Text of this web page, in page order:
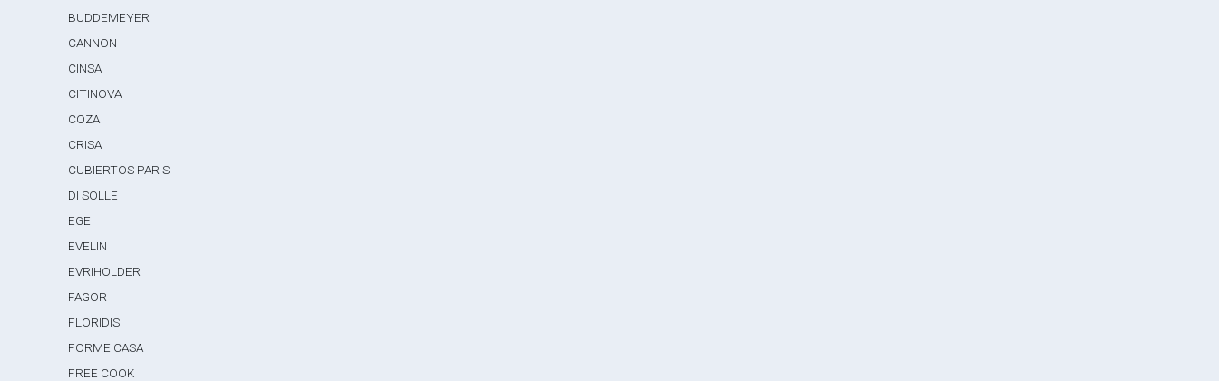
BUDDEMEYER
CANNON
CINSA
CITINOVA
COZA
CRISA
CUBIERTOS PARIS
DI SOLLE
EGE
EVELIN
EVRIHOLDER
FAGOR
FLORIDIS
FORME CASA
FREE COOK